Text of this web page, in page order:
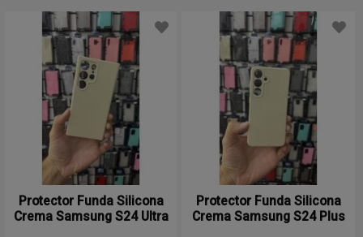
Protector Funda Silicona
Crema Samsung S24 Ultra
Protector Funda Silicona
Crema Samsung S24 Plus